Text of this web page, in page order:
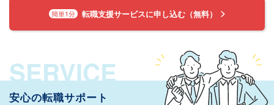
簡単1分 転職支援サービスに申し込む（無料）
SERVICE
安心の転職サポート